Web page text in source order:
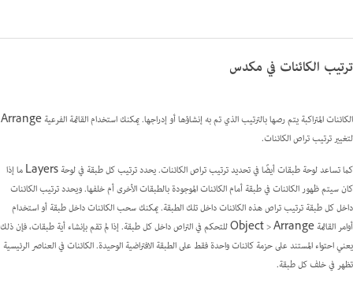
ترتيب الكائنات في مكدس
الكائنات المتراكبة يتم رصها بالترتيب الذي تم به إنشاؤها أو إدراجها. يمكنك استخدام القائمة الفرعية Arrange
لتغيير ترتيب تراص الكائنات.
كما تساعد لوحة طبقات أيضًا في تحديد ترتيب تراص الكائنات. يحدد ترتيب كل طبقة في لوحة Layers ما إذا
كان سيتم ظهور الكائنات في طبقة أمام الكائنات الموجودة بالطبقات الأخرى أم خلفها. ويحدد ترتيب الكائنات
داخل كل طبقة ترتيب تراص هذه الكائنات داخل تلك الطبقة. يمكنك سحب الكائنات داخل طبقة أو استخدام
أوامر القائمة Object > Arrange للتحكم في التراص داخل كل طبقة. إذا لم تقم بإنشاء أية طبقات، فإن ذلك
يعني احتواء المستند على حزمة كائنات واحدة فقط على الطبقة الافتراضية الوحيدة. الكائنات في العناصر الرئيسية
تظهر في خلف كل طبقة.